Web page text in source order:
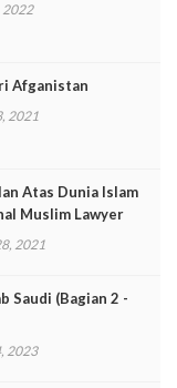
2022
Afganistan
2021
Atas Dunia Islam
Muslim Lawyer
2021
Saudi (Bagian 2 -
2023